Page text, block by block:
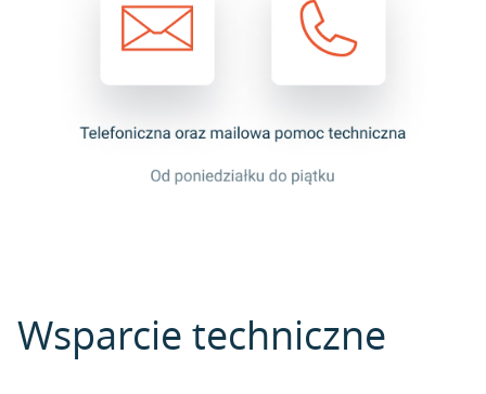
Wsparcie techniczne